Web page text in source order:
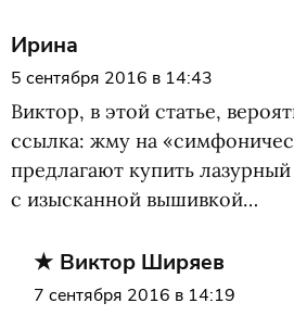
Ирина
5 сентября 2016 в 14:43
Виктор, в этой статье,
ссылка: жму на
предлагают купить
с изысканной вышивкой…
Виктор Ширяев
7 сентября 2016 в 14:19